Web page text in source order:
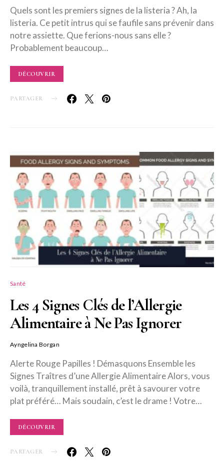
Quels sont les premiers signes de la listeria ? Ah, la
listeria. Ce petit intrus qui se faufile sans prévenir dans
notre assiette. Que ferions-nous sans elle ?
Probablement beaucoup…
DÉCOUVRIR
PARTAGER
Santé
Les 4 Signes Clés de l’Allergie
Alimentaire à Ne Pas Ignorer
Ayngelina Borgan
Alerte Rouge Papilles ! Démasquons Ensemble les
Signes Traîtres d’une Allergie Alimentaire Alors, vous
voilà, tranquillement installé, prêt à savourer votre
plat préféré… Mais soudain, c’est le drame ! Votre…
DÉCOUVRIR
PARTAGER